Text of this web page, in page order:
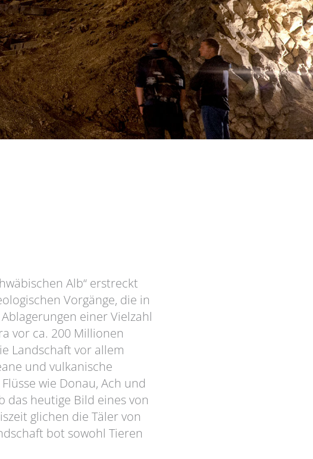
Alb“ erstreckt
Vorgänge, die in
einer Vielzahl
vor ca. 200 Millionen
Landschaft vor allem
und vulkanische
wie Donau, Ach und
das heutige Bild eines von
glichen die Täler von
bot sowohl Tieren